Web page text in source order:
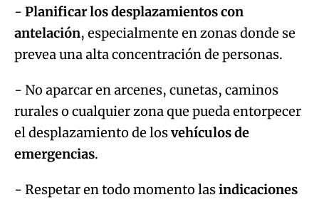
- Planificar los desplazamientos con
antelación, especialmente en zonas donde se
prevea una alta concentración de personas.
- No aparcar en arcenes, cunetas, caminos
rurales o cualquier zona que pueda entorpecer
el desplazamiento de losvehículos de
emergencias.
- Respetar en todo momento lasindicaciones